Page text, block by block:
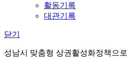
활동기록
대관기록
닫기
성남시 맞춤형 상권활성화정책으로